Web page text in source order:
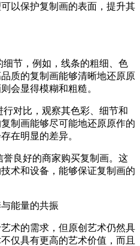
以保护复制画的表面，提升其
节，例如，线条的粗细、色
质的复制画能够清晰地还原原
会显得模糊和粗糙。
对比，观察其色彩、细节和
制画能够尽可能地还原原作的
在明显的差异。
良好的商家购买复制画。这
术和设备，能够保证复制画的
能量的共振
术的需求，但原创艺术仍然具
仅具有更高的艺术价值，而且